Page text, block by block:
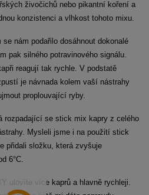
živočichů nebo pikantní koření a
konzistenci a vlhkost tohoto mixu.
nám podařilo dosáhnout dokonalé
pak silného potravinového signálu.
reagují tak rychle. V podstatě
je návnada kolem vaší nástrahy
proplouvající ryby.
rozpadající se stick mix kapry z celého
Mysleli jsme i na použití stick
přidali složku, která zvyšuje
6°C.
ulovíte více kaprů a hlavně rychleji.